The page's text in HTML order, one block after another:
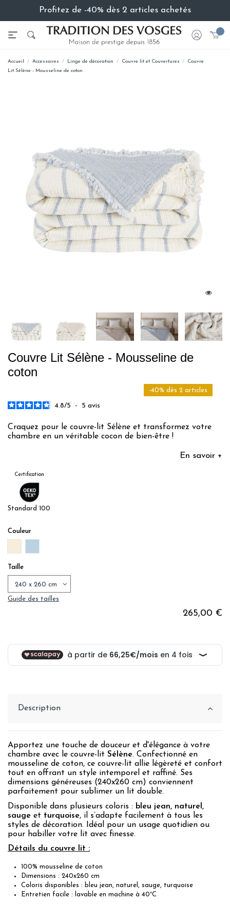
Profitez de -40% dès 2 articles achetés
Accueil Accessoires Linge de décoration Couvre lit et Couvertures
Couvre
Lit Sélène - Mousseline de coton
Couvre Lit Sélène - Mousseline de
coton
-40% dès 2 articles
4.8/5 - 5 avis
Craquez pour le couvre-lit Sélène et transformez votre
chambre en un véritable cocon de bien-être !
En savoir +
Certification
Standard 100
Couleur
Taille
Guide des tailles
265,00 €
Description
Apportez une touche de douceur et d'élégance à votre
chambre avec le couvre-lit Sélène. Confectionné en
mousseline de coton, ce couvre-lit allie légèreté et confort
tout en offrant un style intemporel et raffiné. Ses
dimensions généreuses (240x260 cm) conviennent
parfaitement pour sublimer un lit double.
Disponible dans plusieurs coloris : bleu jean, naturel,
sauge et turquoise, il s’adapte facilement à tous les
styles de décoration. Idéal pour un usage quotidien ou
pour habiller votre lit avec finesse.
Détails du couvre lit :
100% mousseline de coton
Dimensions : 240x260 cm
Coloris disponibles : bleu jean, naturel, sauge, turquoise
Entretien facile : lavable en machine à 40°C